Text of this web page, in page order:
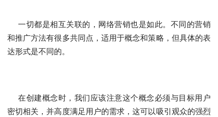
和推广方法有很多共同点，适用于概念和策略，但具体的表
达形式是不同的。
密切相关，并高度满足用户的需求，这可以吸引观众的强烈